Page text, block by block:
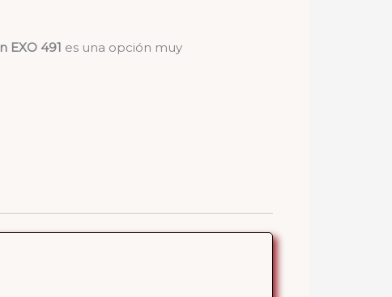
EXO 491 es una opción muy